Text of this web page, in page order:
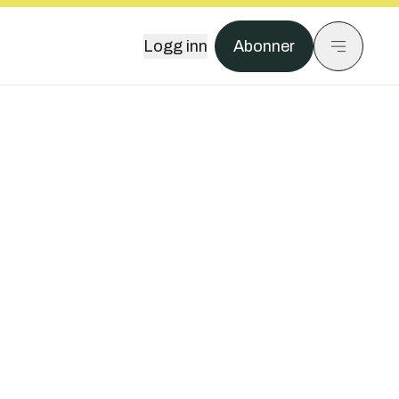
Logg inn Abonner